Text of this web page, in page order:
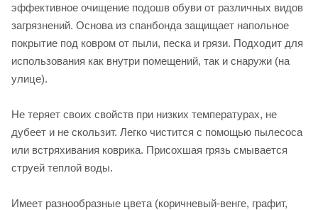
эффективное очищение подошв обуви от различных видов
загрязнений. Основа из спанбонда защищает напольное
покрытие под ковром от пыли, песка и грязи. Подходит для
использования как внутри помещений, так и снаружи (на
улице).
Не теряет своих свойств при низких температурах, не
дубеет и не скользит. Легко чистится с помощью пылесоса
или встряхивания коврика. Присохшая грязь смывается
струей теплой воды.
Имеет разнообразные цвета (коричневый-венге, графит,